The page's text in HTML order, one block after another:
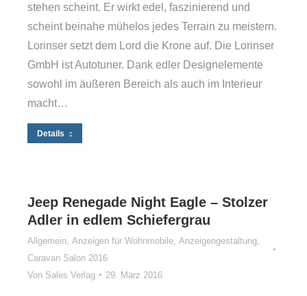
stehen scheint. Er wirkt edel, faszinierend und
scheint beinahe mühelos jedes Terrain zu meistern.
Lorinser setzt dem Lord die Krone auf. Die Lorinser
GmbH ist Autotuner. Dank edler Designelemente
sowohl im äußeren Bereich als auch im Interieur
macht…
Details
Jeep Renegade Night Eagle – Stolzer
Adler in edlem Schiefergrau
Allgemein Anzeigen für Wohnmobile Anzeigengestaltung
Caravan Salon 2016
Von Sales Verlag 29. März 2016